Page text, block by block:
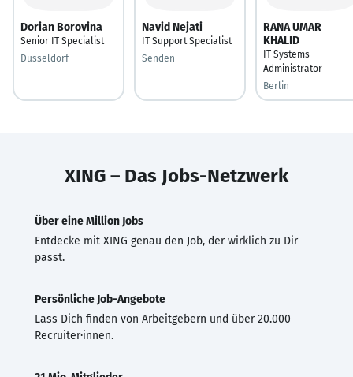
Dorian Borovina
Senior IT Specialist
Düsseldorf
Navid Nejati
IT Support Specialist
Senden
RANA UMAR
KHALID
IT Systems
Administrator
Berlin
XING – Das Jobs-Netzwerk
Über eine Million Jobs
Entdecke mit XING genau den Job, der wirklich zu Dir
passt.
Persönliche Job-Angebote
Lass Dich finden von Arbeitgebern und über 20.000
Recruiter·innen.